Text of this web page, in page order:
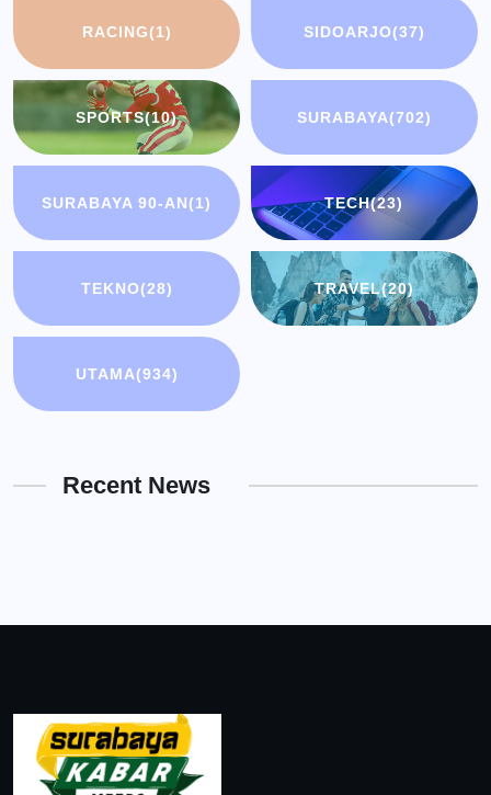
RACING(1) SIDOARJO(37)
SPORTS(10) SURABAYA(702)
SURABAYA 90-AN(1) TECH(23)
TEKNO(28) TRAVEL(20)
UTAMA(934)
Recent News